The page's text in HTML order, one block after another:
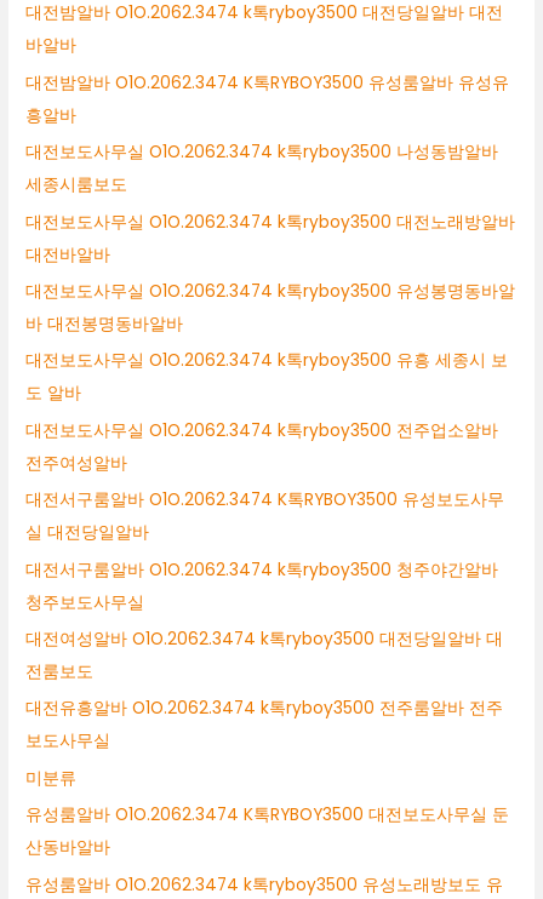
대전밤알바 O1O.2062.3474 k톡ryboy3500 대전당일알바 대전
바알바
대전밤알바 O1O.2062.3474 K톡RYBOY3500 유성룸알바 유성유
흥알바
대전보도사무실 O1O.2062.3474 k톡ryboy3500 나성동밤알바
세종시룸보도
대전보도사무실 O1O.2062.3474 k톡ryboy3500 대전노래방알바
대전바알바
대전보도사무실 O1O.2062.3474 k톡ryboy3500 유성봉명동바알
바 대전봉명동바알바
대전보도사무실 O1O.2062.3474 k톡ryboy3500 유흥 세종시 보
도 알바
대전보도사무실 O1O.2062.3474 k톡ryboy3500 전주업소알바
전주여성알바
대전서구룸알바 O1O.2062.3474 K톡RYBOY3500 유성보도사무
실 대전당일알바
대전서구룸알바 O1O.2062.3474 k톡ryboy3500 청주야간알바
청주보도사무실
대전여성알바 O1O.2062.3474 k톡ryboy3500 대전당일알바 대
전룸보도
대전유흥알바 O1O.2062.3474 k톡ryboy3500 전주룸알바 전주
보도사무실
미분류
유성룸알바 O1O.2062.3474 K톡RYBOY3500 대전보도사무실 둔
산동바알바
유성룸알바 O1O.2062.3474 k톡ryboy3500 유성노래방보도 유